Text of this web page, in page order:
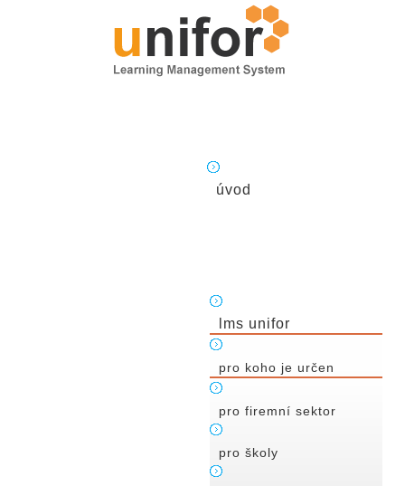
úvod
lms unifor
pro koho je určen
pro firemní sektor
pro školy